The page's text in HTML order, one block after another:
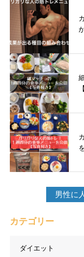
男性に
カテゴリー
ダイエット